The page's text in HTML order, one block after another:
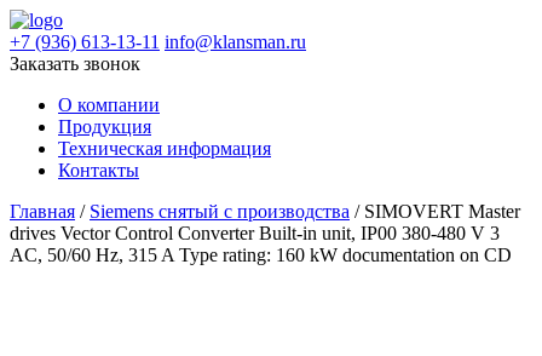
+7 (936) 613-13-11 info@klansman.ru
Заказать звонок
О компании
Продукция
Техническая информация
Контакты
Главная / Siemens снятый с производства / SIMOVERT Master
drives Vector Control Converter Built-in unit, IP00 380-480 V 3
AC, 50/60 Hz, 315 A Type rating: 160 kW documentation on CD